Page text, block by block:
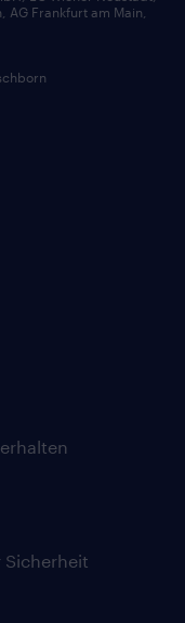
Sicherheit
Frankfurt am Main,